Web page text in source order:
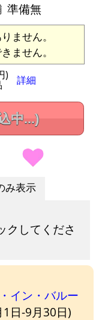
準備無
ません。
ません。
) 詳細
中...)
み表示
クしてくださ
イン・バルー
日-9月30日)